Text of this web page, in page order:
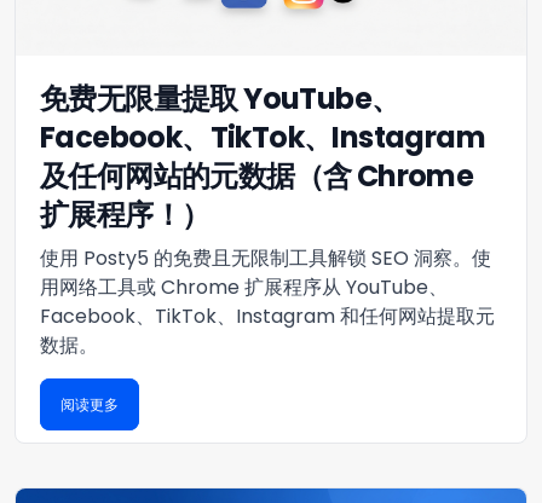
免费无限量提取 YouTube、
Facebook、TikTok、Instagram
及任何网站的元数据（含 Chrome
扩展程序！）
使用 Posty5 的免费且无限制工具解锁 SEO 洞察。使
用网络工具或 Chrome 扩展程序从 YouTube、
Facebook、TikTok、Instagram 和任何网站提取元
数据。
阅读更多